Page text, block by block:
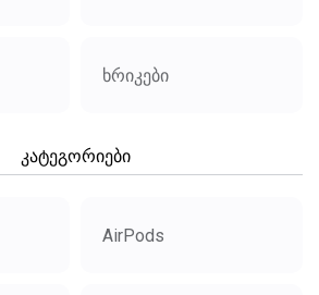
ხრიკები
კატეგორიები
AirPods